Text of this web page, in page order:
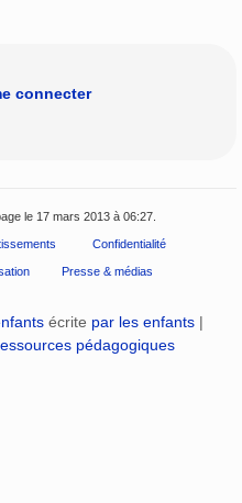
connecter
le 17 mars 2013 à 06:27.
Confidentialité
Presse & médias
écrite par les enfants |
pédagogiques